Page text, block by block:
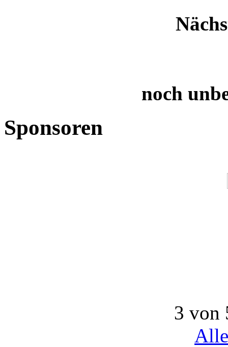
noch
Sponsoren
3 von